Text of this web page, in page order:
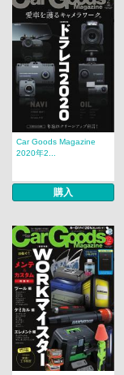
Car Goods Magazine
2020年2...
購入